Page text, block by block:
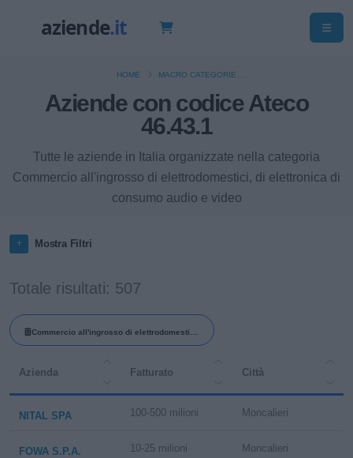
Aziende con codice Ateco
46.43.1
Tutte le aziende in Italia organizzate nella categoria
Commercio all'ingrosso di elettrodomestici, di elettronica di
consumo audio e video
HOME MACRO CATEGORIE
COMMERCIO ALL'INGROSSO (ESCLUSO QUELLO DI AUTOVEICOLI E DI
MOTOCICLI)
Mostra Filtri
Totale risultati: 507
Commercio all'ingrosso di elettrodomestici,
Azienda Fatturato Città
NITAL SPA 100-500 milioni Moncalieri
FOWA S.P.A. 10-25 milioni Moncalieri